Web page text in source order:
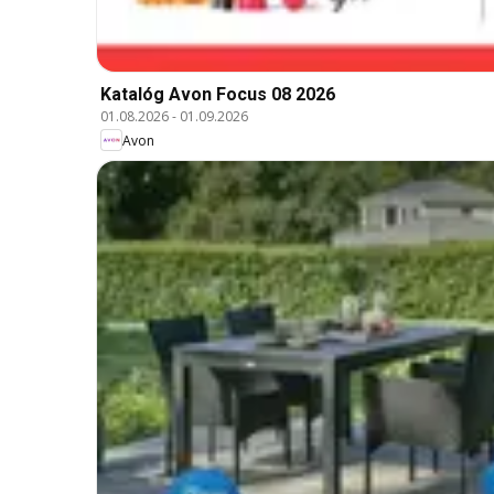
Katalóg Avon Focus 08 2026
01.08.2026- 01.09.2026
Avon